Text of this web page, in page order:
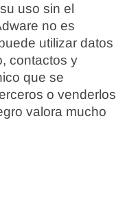
uso sin el
no es
utilizar datos
contactos y
que se
o venderlos
valora mucho